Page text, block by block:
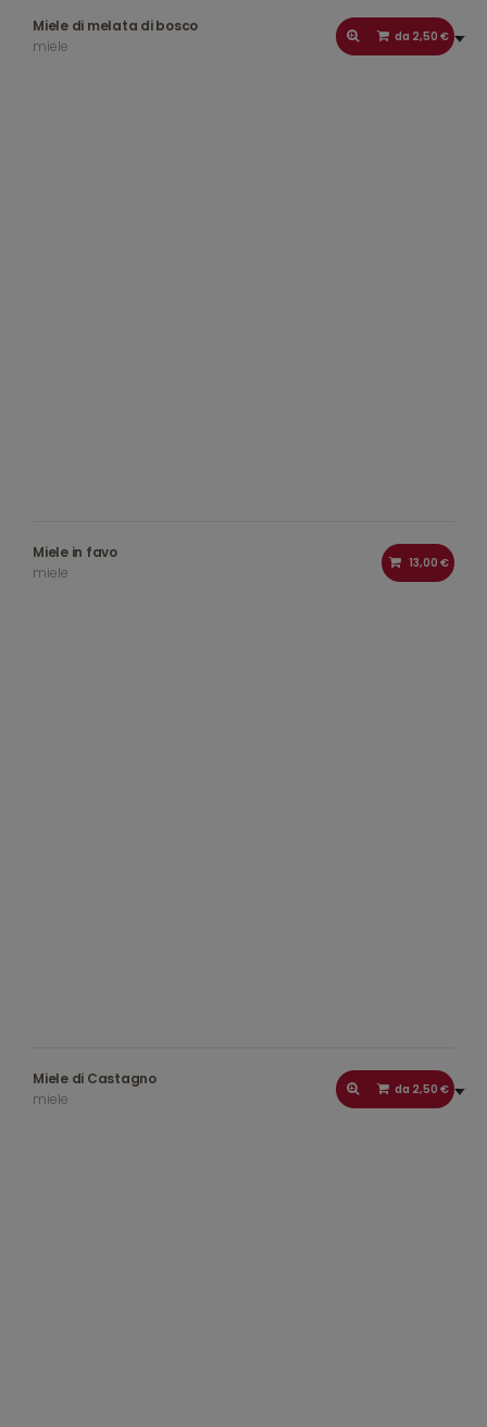
Miele di melata di bosco
miele
da 2,50 €
Miele in favo
miele
13,00 €
Miele di Castagno
miele
da 2,50 €